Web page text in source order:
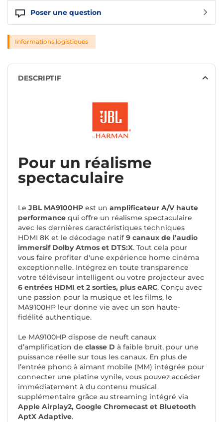
Poser une question
Informations logistiques
DESCRIPTIF
Pour un réalisme
spectaculaire
Le JBL MA9100HP est un amplificateur A/V haute
performance qui offre un réalisme spectaculaire
avec les dernières caractéristiques techniques
HDMI 8K et le décodage natif9 canaux de l’audio
immersif Dolby Atmos et DTS:X. Tout cela pour
vous faire profiter d'une expérience home cinéma
exceptionnelle. Intégrez en toute transparence
votre téléviseur intelligent ou votre projecteur avec
6 entrées HDMI et 2 sorties, plus eARC. Conçu avec
une passion pour la musique et les films, le
MA9100HP leur donne vie avec un son haute-
fidélité authentique.
Le MA9100HP dispose de neuft canaux
d’amplification de classe D à faible bruit, pour une
puissance réelle sur tous les canaux. En plus de
l’entrée phono à aimant mobile (MM) intégrée pour
connecter une platine vynile, vous pouvez accéder
immédiatement à du contenu musical
supplémentaire grâce au streaming intégré via
Apple Airplay2, Google Chromecast et Bluetooth
AptX Adaptive.